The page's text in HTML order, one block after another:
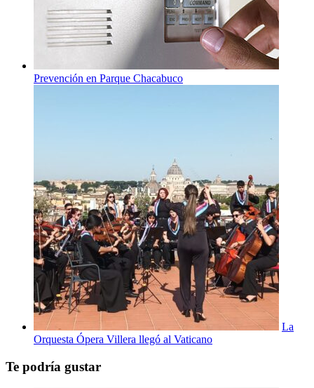
Prevención en Parque Chacabuco
La
Orquesta Ópera Villera llegó al Vaticano
Te podría gustar